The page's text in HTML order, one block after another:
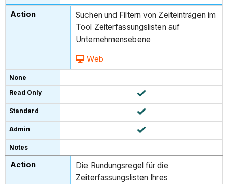
Suchen und Filtern von Zeiteinträgen im
Tool Zeiterfassungslisten auf
Unternehmensebene
Web
Die Rundungsregel für die
Zeiterfassungslisten Ihres